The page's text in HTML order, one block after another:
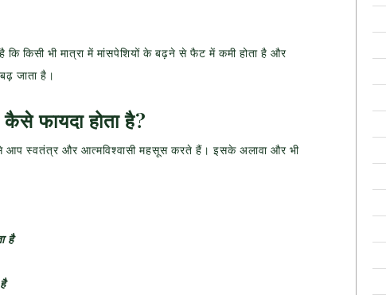
किसी भी मात्रा में मांसपेशियों के बढ़ने से फैट में कमी होता है और
जाता है।
फायदा होता है?
आप स्वतंत्र और आत्मविश्वासी महसूस करते हैं। इसके अलावा और भी
है